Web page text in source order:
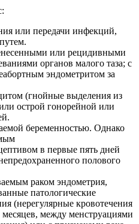
или передачи инфекций,
или рецидивными
органов малого таза; с
эндометритом за
(гнойные выделения из
острой гонорейной или
беременностью. Однако
в первые пять дней
полового
раком эндометрия,
патологические
(нерегулярные кровотечения
между менструациями